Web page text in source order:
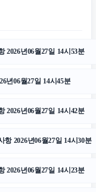
2026년06월27일 14시53분
년06월27일 14시45분
2026년06월27일 14시42분
2026년06월27일 14시30분
2026년06월27일 14시23분